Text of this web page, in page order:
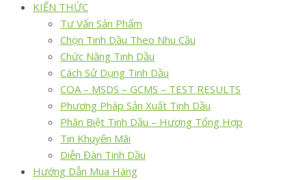
KIẾN THỨC
Tư Vấn Sản Phẩm
Chọn Tinh Dầu Theo Nhu Cầu
Chức Năng Tinh Dầu
Cách Sử Dụng Tinh Dầu
COA – MSDS – GCMS – TEST RESULTS
Phương Pháp Sản Xuất Tinh Dầu
Phân Biệt Tinh Dầu – Hương Tổng Hợp
Tin Khuyến Mãi
Diễn Đàn Tinh Dầu
Hướng Dẫn Mua Hàng